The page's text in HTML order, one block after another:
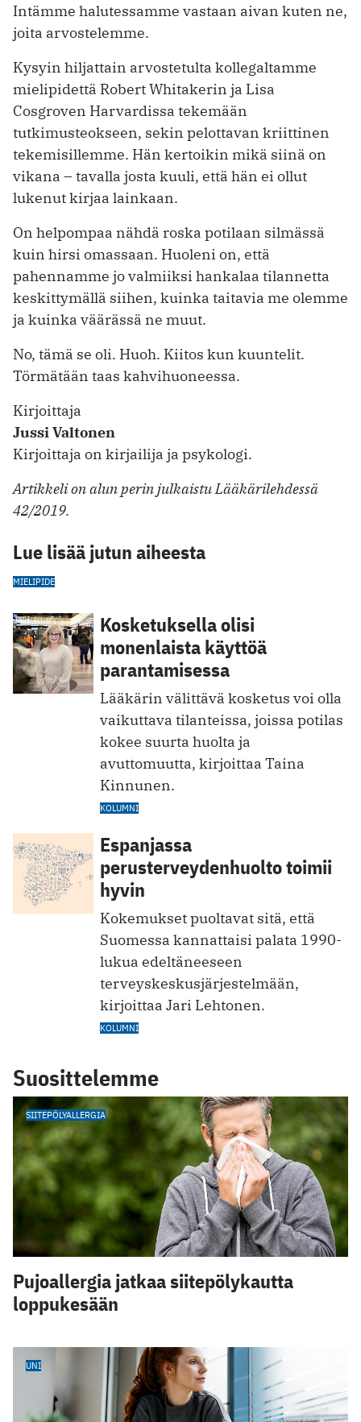
Intämme halutessamme vastaan aivan kuten ne,
joita arvostelemme.
Kysyin hiljattain arvostetulta kollegaltamme
mielipidettä Robert Whitakerin ja Lisa
Cosgroven Harvardissa tekemään
tutkimusteokseen, sekin pelottavan kriittinen
tekemisillemme. Hän kertoikin mikä siinä on
vikana – tavalla josta kuuli, että hän ei ollut
lukenut kirjaa lainkaan.
On helpompaa nähdä roska potilaan silmässä
kuin hirsi omassaan. Huoleni on, että
pahennamme jo valmiiksi hankalaa tilannetta
keskittymällä siihen, kuinka taitavia me olemme
ja kuinka väärässä ne muut.
No, tämä se oli. Huoh. Kiitos kun kuuntelit.
Törmätään taas kahvihuoneessa.
Kirjoittaja
Jussi Valtonen
Kirjoittaja on kirjailija ja psykologi.
Artikkeli on alun perin julkaistu Lääkärilehdessä
42/2019.
Lue lisää jutun aiheesta
MIELIPIDE
Kosketuksella olisi
monenlaista käyttöä
parantamisessa
Lääkärin välittävä kosketus voi olla
vaikuttava tilanteissa, joissa potilas
kokee suurta huolta ja
avuttomuutta, kirjoittaa Taina
Kinnunen.
KOLUMNI
Espanjassa
perusterveydenhuolto toimii
hyvin
Kokemukset puoltavat sitä, että
Suomessa kannattaisi palata 1990-
lukua edeltäneeseen
terveyskeskusjärjestelmään,
kirjoittaa Jari Lehtonen.
KOLUMNI
Suosittelemme
SIITEPÖLYALLERGIA
Pujoallergia jatkaa siitepölykautta
loppukesään
UNI